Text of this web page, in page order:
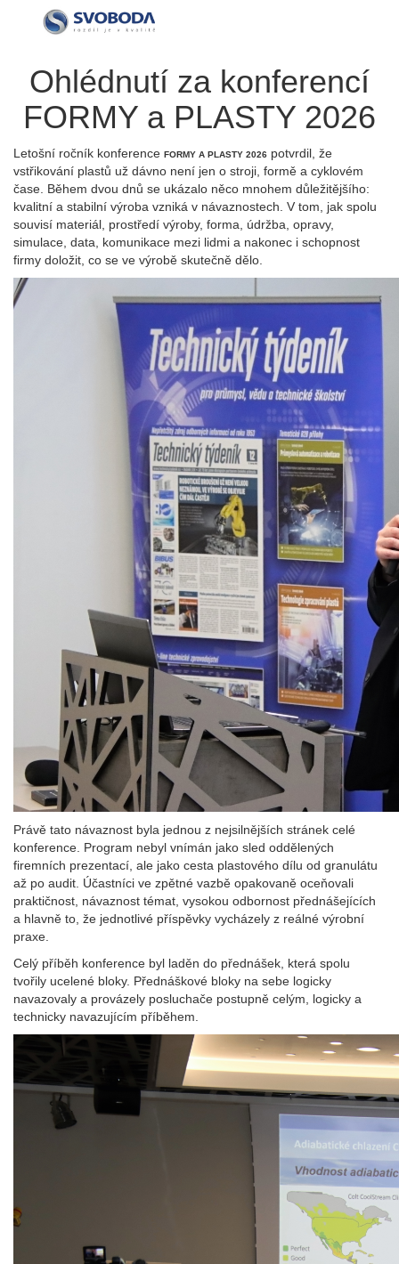
Ohlédnutí za konferencí
FORMY a PLASTY 2026
Letošní ročník konference FORMY A PLASTY 2026 potvrdil, že
vstřikování plastů už dávno není jen o stroji, formě a cyklovém
čase. Během dvou dnů se ukázalo něco mnohem důležitějšího:
kvalitní a stabilní výroba vzniká v návaznostech. V tom, jak spolu
souvisí materiál, prostředí výroby, forma, údržba, opravy,
simulace, data, komunikace mezi lidmi a nakonec i schopnost
firmy doložit, co se ve výrobě skutečně dělo.
Právě tato návaznost byla jednou z nejsilnějších stránek celé
konference. Program nebyl vnímán jako sled oddělených
firemních prezentací, ale jako cesta plastového dílu od granulátu
až po audit. Účastníci ve zpětné vazbě opakovaně oceňovali
praktičnost, návaznost témat, vysokou odbornost přednášejících
a hlavně to, že jednotlivé příspěvky vycházely z reálné výrobní
praxe.
Celý příběh konference byl laděn do přednášek, která spolu
tvořily ucelené bloky. Přednáškové bloky na sebe logicky
navazovaly a provázely posluchače postupně celým, logicky a
technicky navazujícím příběhem.